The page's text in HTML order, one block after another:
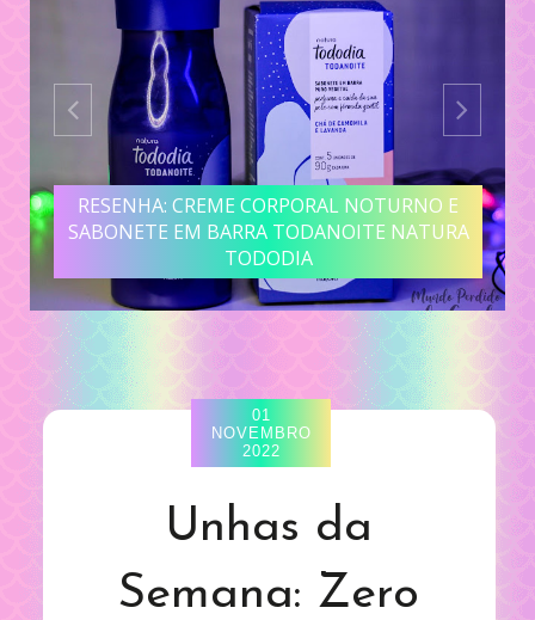
RESENHA: CREME CORPORAL NOTURNO E
SABONETE EM BARRA TODANOITE NATURA
TODODIA
01
NOVEMBRO
2022
Unhas da
Semana: Zero